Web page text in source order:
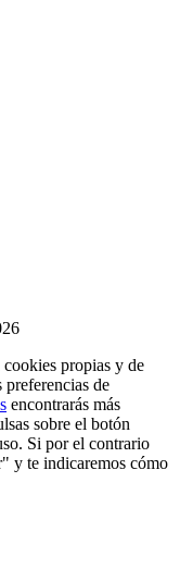
propias y de
preferencias de
encontrarás más
sobre el botón
Si por el contrario
y te indicaremos cómo